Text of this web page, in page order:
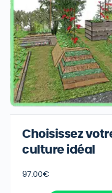
Choisissez
culture idéal
97.00€